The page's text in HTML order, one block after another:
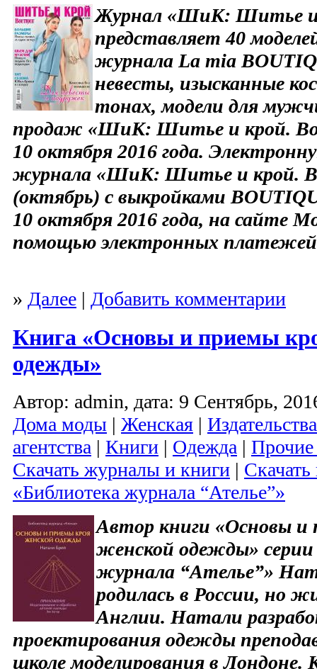
Журнал «ШиК: Шитье и
представляет 40
журнала La mia
невесты, изысканные
тонах, модели для
продаж «ШиК: Шитье и крой.
10 октября 2016 года.
журнала «ШиК: Шитье и крой.
(октябрь) с выкройками
10 октября 2016 года, на сайте
помощью электронных
» Далее | Добавить комментарии
Книга «Основы и приемы
одежды»
Автор: admin, дата: 9 Сентябрь,
Дома моды | Женская |
агентства | Книги | Одежда | Прочие
Скачать журналы и книги |
«Библиотека журнала “Ателье”»
Автор книги «Основы и
женской одежды»
журнала “Ателье”»
родилась в России, но
Англии. Натали
проектирования одежды
школе моделирования в Лондоне.